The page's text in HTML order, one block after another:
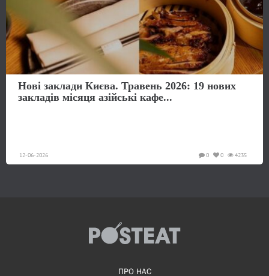
Нові заклади Києва. Травень 2026: 19 нових
закладів місяця азійські кафе...
12-06-2026 4235
0
0
ПРО НАС